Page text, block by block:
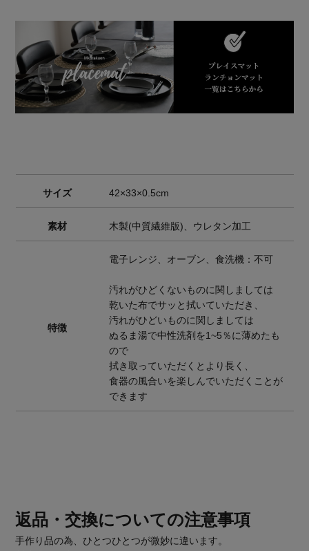
サイズ 42×33×0.5cm
素材 木製(中質繊維版)、ウレタン加工
特徴
電子レンジ、オーブン、食洗機：不可
汚れがひどくないものに関しましては
乾いた布でサッと拭いていただき、
汚れがひどいものに関しましては
ぬるま湯で中性洗剤を1~5％に薄めたも
ので
拭き取っていただくとより長く、
食器の風合いを楽しんでいただくことが
できます
返品・交換についての注意事項
手作り品の為、ひとつひとつが微妙に違います。